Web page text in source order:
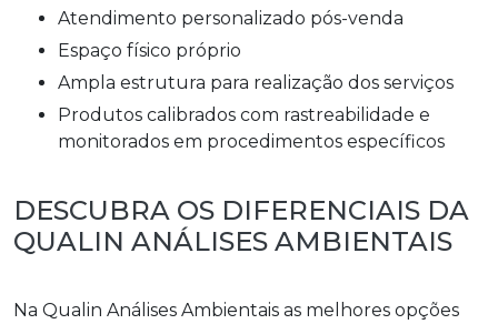
atendimento personalizado pós-venda
espaço físico próprio
ampla estrutura para realização dos serviços
produtos calibrados com rastreabilidade e
monitorados em procedimentos específicos
DESCUBRA OS DIFERENCIAIS DA
QUALIN ANÁLISES AMBIENTAIS
Na Qualin Análises Ambientais as melhores opções